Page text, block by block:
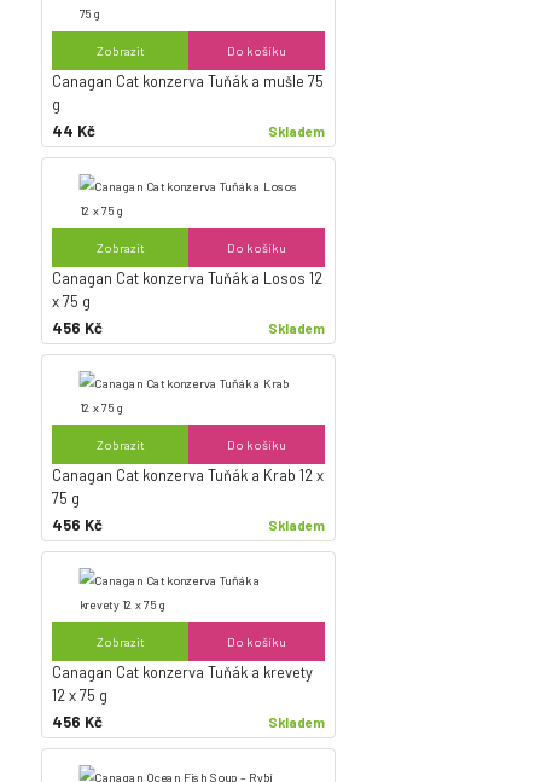
Zobrazit Do košíku
Canagan Cat konzerva Tuňák a mušle 75
g
44 Kč
Skladem
Zobrazit Do košíku
Canagan Cat konzerva Tuňák a Losos 12
x 75 g
456 Kč
Skladem
Zobrazit Do košíku
Canagan Cat konzerva Tuňák a Krab 12 x
75 g
456 Kč
Skladem
Zobrazit Do košíku
Canagan Cat konzerva Tuňák a krevety
12 x 75 g
456 Kč
Skladem